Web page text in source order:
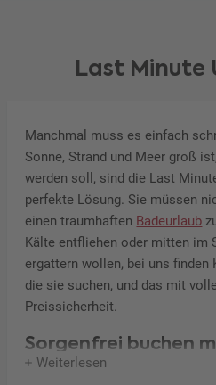
Last Minute
Manchmal muss es einfach
Sonne, Strand und Meer groß
werden soll, sind die Last
perfekte Lösung. Sie müssen
einen traumhaften Badeurlaub
Kälte entfliehen oder mitten im
ergattern wollen, bei uns finden
die sie suchen, und das mit
Preissicherheit.
Sorgenfrei buchen
Tiefpreisgarantie
Weiterlesen